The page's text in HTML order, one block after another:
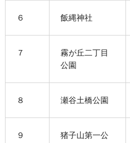
６ 飯縄神社
７
霧が丘二丁目
公園
８ 瀬谷土橋公園
９
猪子山第一公